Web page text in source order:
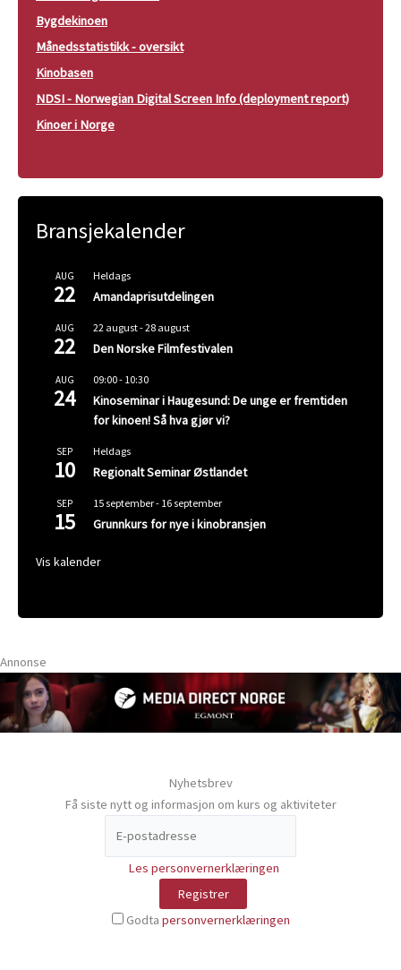
Bygdekinoen
Månedsstatistikk - oversikt
Kinobasen
NDSI - Norwegian Digital Screen Info (deployment report)
Kinoer i Norge
Bransjekalender
AUG
22
Heldags
Amandaprisutdelingen
AUG
22
22 august-28 august
Den Norske Filmfestivalen
AUG
24
09:00- 10:30
Kinoseminar i Haugesund: De unge er fremtiden
for kinoen! Så hva gjør vi?
SEP
10
Heldags
Regionalt Seminar Østlandet
SEP
15
15 september- 16 september
Grunnkurs for nye i kinobransjen
Vis kalender
Annonse
Nyhetsbrev
Få siste nytt og informasjon om kurs og aktiviteter
Les personvernerklæringen
Godta personvernerklæringen